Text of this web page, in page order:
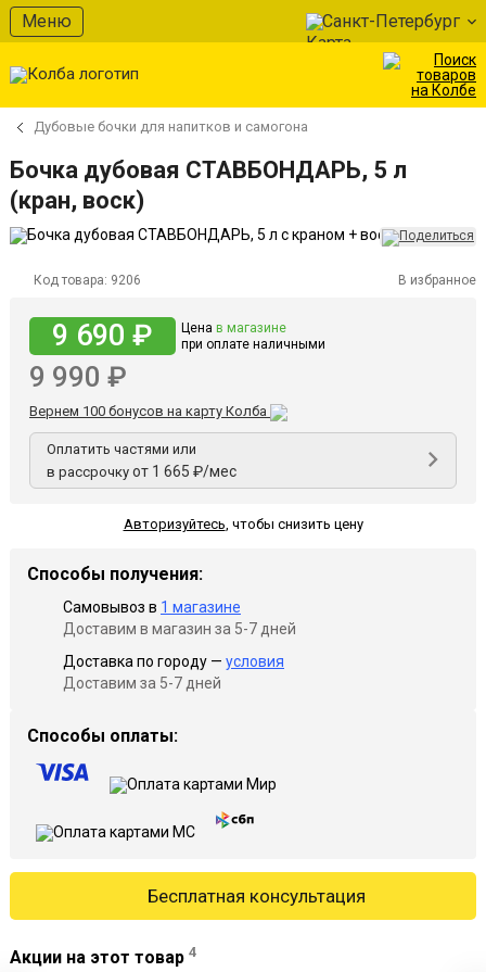
Меню Санкт-Петербург
Дубовые бочки для напитков и самогона
Бочка дубовая СТАВБОНДАРЬ, 5 л
(кран, воск)
Код товара: 9206 В избранное
9 690 ₽ Цена в магазине
при оплате наличными
9 990 ₽
Вернем 100 бонусов на карту Колба
Оплатить частями или
в рассрочку от 1 665 ₽/мес
Авторизуйтесь, чтобы снизить цену
Способы получения:
Самовывоз в 1 магазине
Доставим в магазин за 5-7 дней
Доставка по городу — условия
Доставим за 5-7 дней
Способы оплаты:
Бесплатная консультация
Акции на этот товар 4